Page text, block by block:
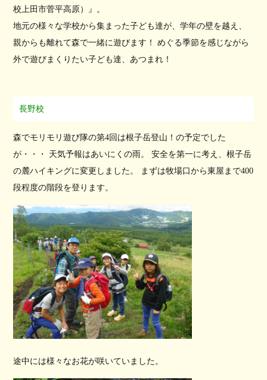
校上田市菅平高原）』。
地元の様々な学校から集まった子ども達が、学年の壁を越え、
親からも離れて森で一緒に遊びます！ めぐる季節を感じながら
外で遊びまくりたい子ども達、あつまれ！
長野校
森でモリモリ遊び隊の第4回は根子岳登山！の予定でした
が・・・ 天気予報はあいにくの雨。 安全を第一に考え、根子岳
の麓ハイキングに変更しました。 まずは牧場口から東屋まで400
段程度の階段を登ります。
途中には様々なお花が咲いていました。